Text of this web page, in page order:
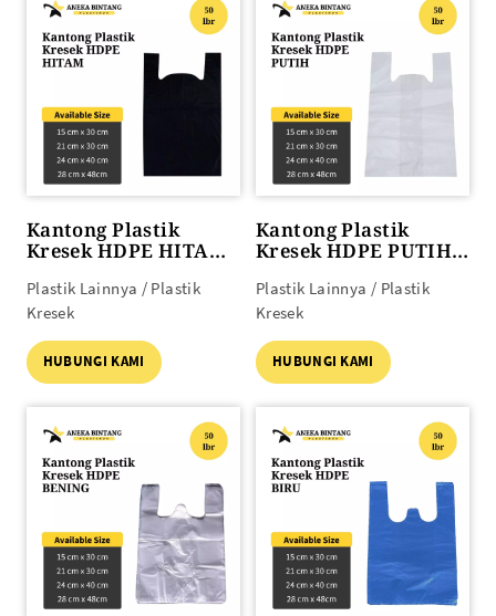
Kantong Plastik
Kresek HDPE HITAM
x 48)
Plastik Lainnya / Plastik
Kresek
HUBUNGI KAMI
Kantong Plastik
Kresek HDPE PUTIH
x 48)
Plastik Lainnya / Plastik
Kresek
HUBUNGI KAMI